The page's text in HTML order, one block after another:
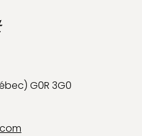
G0R 3G0